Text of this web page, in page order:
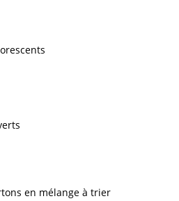
en mélange à trier